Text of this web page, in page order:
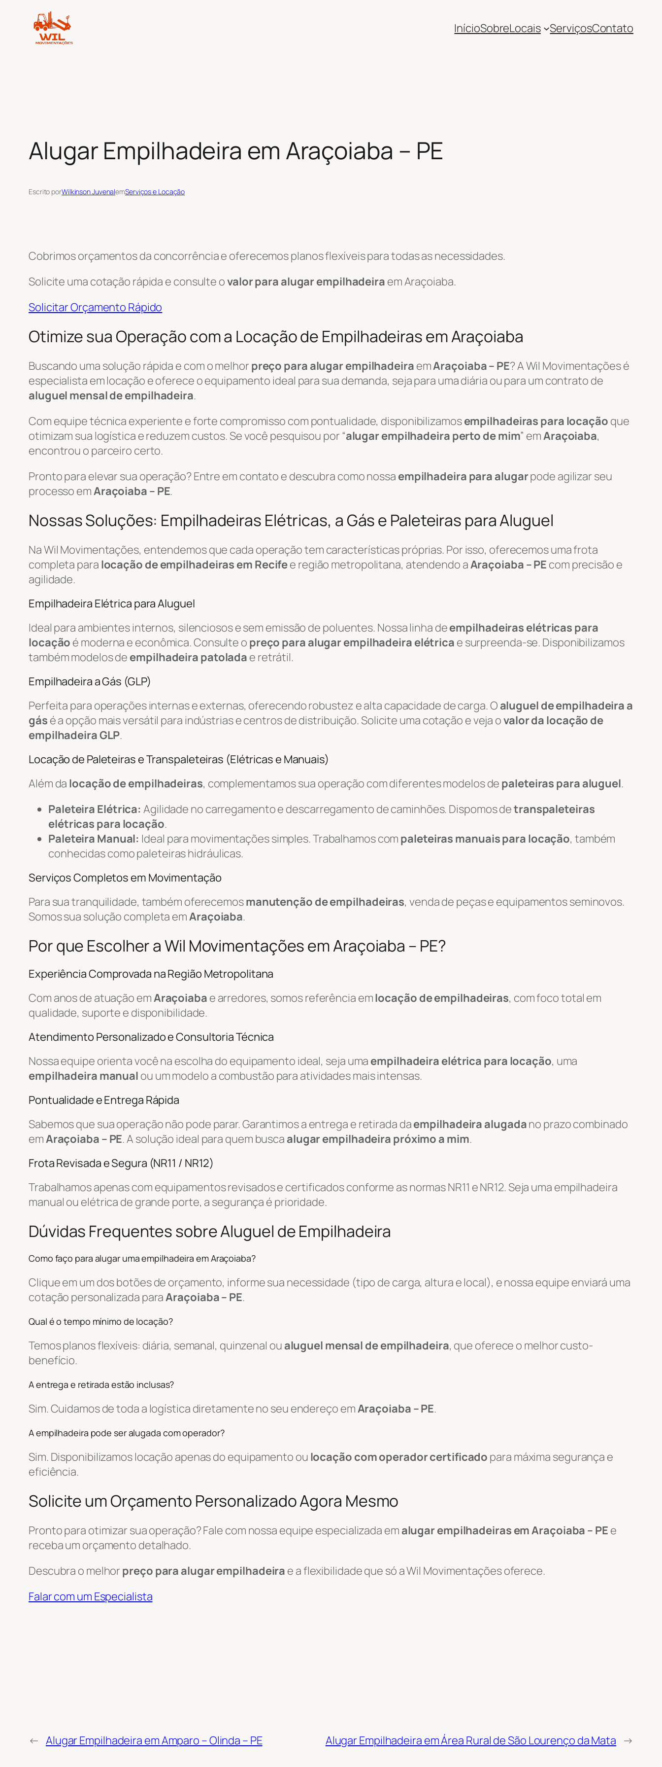
InícioSobreLocais ServiçosContato
Alugar Empilhadeira em Araçoiaba – PE
Escrito porWilkinson JuvenalemServiços e Locação
Cobrimos orçamentos da concorrência e oferecemos planos flexíveis para todas as necessidades.
Solicite uma cotação rápida e consulte ovalor para alugar empilhadeira em Araçoiaba.
Solicitar Orçamento Rápido
Otimize sua Operação com a Locação de Empilhadeiras em Araçoiaba
Buscando uma solução rápida e com o melhor preço para alugar empilhadeira emAraçoiaba – PE? A Wil Movimentações é
especialista em locação e oferece o equipamento ideal para sua demanda, seja para uma diária ou para um contrato de
aluguel mensal de empilhadeira.
Com equipe técnica experiente e forte compromisso com pontualidade, disponibilizamosempilhadeiras para locação que
otimizam sua logística e reduzem custos. Se você pesquisou por “alugar empilhadeira perto de mim” emAraçoiaba,
encontrou o parceiro certo.
Pronto para elevar sua operação? Entre em contato e descubra como nossa empilhadeira para alugarpode agilizar seu
processo emAraçoiaba – PE.
Nossas Soluções: Empilhadeiras Elétricas, a Gás e Paleteiras para Aluguel
Na Wil Movimentações, entendemos que cada operação tem características próprias. Por isso, oferecemos uma frota
completa para locação de empilhadeiras em Recifee região metropolitana, atendendo aAraçoiaba – PE com precisão e
agilidade.
Empilhadeira Elétrica para Aluguel
Ideal para ambientes internos, silenciosos e sem emissão de poluentes. Nossa linha deempilhadeiras elétricas para
locação é moderna e econômica. Consulte o preço para alugar empilhadeira elétrica e surpreenda-se. Disponibilizamos
também modelos de empilhadeira patolada e retrátil.
Empilhadeira a Gás (GLP)
Perfeita para operações internas e externas, oferecendo robustez e alta capacidade de carga. O aluguel de empilhadeira a
gás é a opção mais versátil para indústrias e centros de distribuição. Solicite uma cotação e veja ovalor da locação de
empilhadeira GLP.
Locação de Paleteiras e Transpaleteiras (Elétricas e Manuais)
Além da locação de empilhadeiras, complementamos sua operação com diferentes modelos de paleteiras para aluguel.
Paleteira Elétrica: Agilidade no carregamento e descarregamento de caminhões. Dispomos detranspaleteiras
elétricas para locação.
Paleteira Manual: Ideal para movimentações simples. Trabalhamos com paleteiras manuais para locação, também
conhecidas como paleteiras hidráulicas.
Serviços Completos em Movimentação
Para sua tranquilidade, também oferecemosmanutenção de empilhadeiras, venda de peças e equipamentos seminovos.
Somos sua solução completa emAraçoiaba.
Por que Escolher a Wil Movimentações em Araçoiaba – PE?
Experiência Comprovada na Região Metropolitana
Com anos de atuação emAraçoiaba e arredores, somos referência emlocação de empilhadeiras, com foco total em
qualidade, suporte e disponibilidade.
Atendimento Personalizado e Consultoria Técnica
Nossa equipe orienta você na escolha do equipamento ideal, seja uma empilhadeira elétrica para locação, uma
empilhadeira manual ou um modelo a combustão para atividades mais intensas.
Pontualidade e Entrega Rápida
Sabemos que sua operação não pode parar. Garantimos a entrega e retirada daempilhadeira alugadano prazo combinado
emAraçoiaba – PE. A solução ideal para quem busca alugar empilhadeira próximo a mim.
Frota Revisada e Segura (NR11 / NR12)
Trabalhamos apenas com equipamentos revisados e certificados conforme as normas NR11 e NR12. Seja uma empilhadeira
manual ou elétrica de grande porte, a segurança é prioridade.
Dúvidas Frequentes sobre Aluguel de Empilhadeira
Como faço para alugar uma empilhadeira em Araçoiaba?
Clique em um dos botões de orçamento, informe sua necessidade (tipo de carga, altura e local), e nossa equipe enviará uma
cotação personalizada paraAraçoiaba – PE.
Qual é o tempo mínimo de locação?
Temos planos flexíveis: diária, semanal, quinzenal ou aluguel mensal de empilhadeira, que oferece o melhor custo-
benefício.
A entrega e retirada estão inclusas?
Sim. Cuidamos de toda a logística diretamente no seu endereço emAraçoiaba – PE.
A empilhadeira pode ser alugada com operador?
Sim. Disponibilizamos locação apenas do equipamento ou locação com operador certificado para máxima segurança e
eficiência.
Solicite um Orçamento Personalizado Agora Mesmo
Pronto para otimizar sua operação? Fale com nossa equipe especializada em alugar empilhadeiras em Araçoiaba – PE e
receba um orçamento detalhado.
Descubra o melhor preço para alugar empilhadeira e a flexibilidade que só a Wil Movimentações oferece.
Falar com um Especialista
← Alugar Empilhadeira em Amparo – Olinda – PE Alugar Empilhadeira em Área Rural de São Lourenço da Mata →